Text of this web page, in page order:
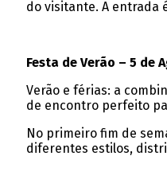
do visitante. A entrada
Festa de Verão – 5 de
Verão e férias: a
de encontro perfeito
No primeiro fim de
diferentes estilos,